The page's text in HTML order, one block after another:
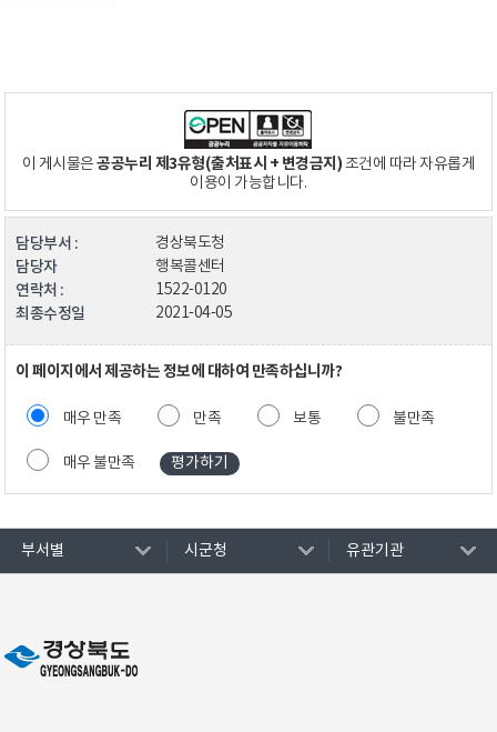
이 게시물은공공누리 제3유형(출처표시 + 변경금지)조건에 따라 자유롭게
이용이 가능합니다.
담당부서 : 경상북도청
담당자 행복콜센터
연락처 : 1522-0120
최종수정일 2021-04-05
이 페이지에서 제공하는 정보에 대하여 만족하십니까?
매우 만족 만족 보통 불만족
매우 불만족
부서별 시군청 유관기관